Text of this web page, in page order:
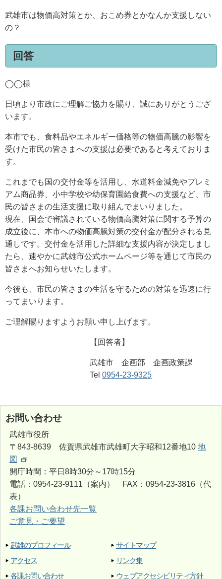
武雄市は物価高対策とか、おこめ券とかなんか支援しない
の？
回答
◯◯様
日頃より市政にご理解ご協力を賜り、誠にありがとうござ
います。
本市でも、食料品やエネルギー価格等の物価高騰の影響を
受けた市民の皆さまへの支援は必要であると考えておりま
す。
これまでも国の交付金等を活用し、水道料金減免やプレミ
アム商品券、小中学校や幼保育園給食費への支援など、市
民の皆さまの生活支援に取り組んでまいりました。
現在、国会で審議されている物価高騰対策に関する予算の
成立後に、本市への物価高騰対策の交付金が配分される見
通しです。交付金を活用した詳細な支援内容が決定しまし
たら、速やかに武雄市公式ホームページ等を通じて市民の
皆さまへお知らせいたします。
今後も、市民の皆さまの生活を守るための対策を迅速に行
ってまいります。
ご理解賜りますようお願い申し上げます。
【回答者】
武雄市 企画部 企画政策課
Tel0954-23-9325
お問い合わせ
武雄市役所
〒843-8639 佐賀県武雄市武雄町大字昭和12番地10 地
図
開庁時間：平日8時30分～17時15分
電話：0954-23-9111（案内） FAX：0954-23-3816（代
表）
各課お問い合わせ先一覧
ご意見・ご要望
武雄のプロフィール
アクセス
各課お問い合わせ
サイトマップ
リンク集
ウェブアクセシビリティ方針